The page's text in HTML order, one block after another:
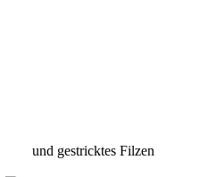
und gestricktes Filzen